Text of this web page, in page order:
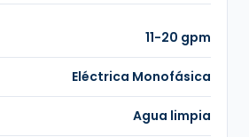
11-20 gpm
Eléctrica Monofásica
Agua limpia